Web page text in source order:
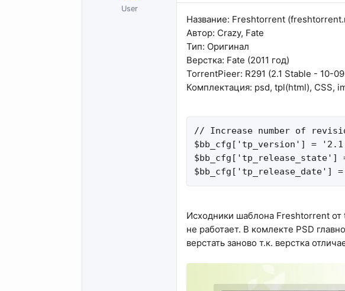
User
Название: Freshtorrent
Автор: Crazy, Fate
Тип: Оригинал
Верстка: Fate (2011 год)
TorrentPieer: R291 (2.1 Stable - 10-
Комплектация: psd, tpl(html), CSS,
// Increase number of
$bb_cfg['tp_version'] =
$bb_cfg['tp_release_state']
$bb_cfg['tp_release_date']
Исходники шаблона Freshtorrent от
не работает. В комлекте PSD
верстать заново т.к. верстка